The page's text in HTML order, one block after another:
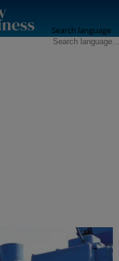
Search language